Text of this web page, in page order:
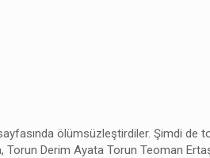
ölümsüzleştirdiler. Şimdi de
Derim Ayata Torun Teoman